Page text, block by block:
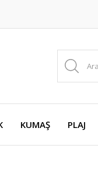
KUMAŞ PLAJ